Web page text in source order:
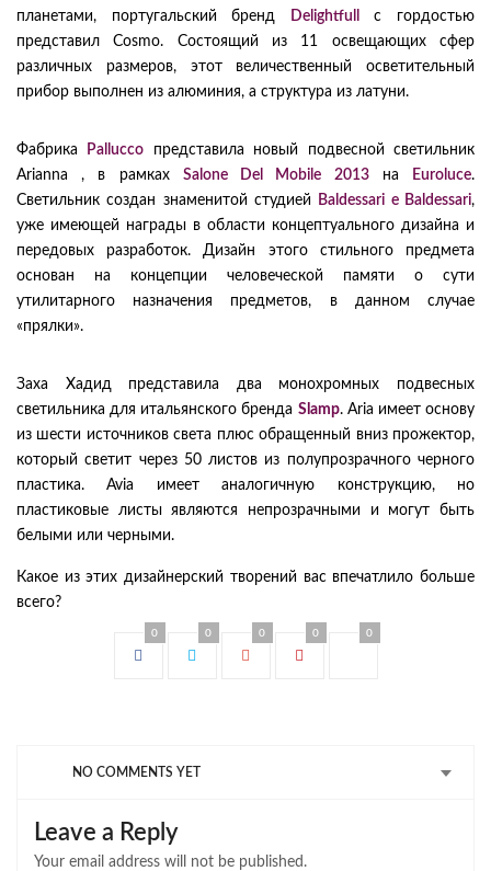
планетами, португальский бренд
Delightfull
с гордостью
представил Cosmo. Состоящий из 11 освещающих сфер
различных размеров, этот величественный осветительный
прибор выполнен из алюминия, а структура из латуни.
Фабрика Pallucco представила новый подвесной светильник
Arianna , в рамках Salone Del Mobile 2013на Euroluce.
Светильник создан знаменитой студией
Baldessari e Baldessari,
уже имеющей награды в области концептуального дизайна и
передовых разработок. Дизайн этого стильного предмета
основан на концепции человеческой памяти о сути
утилитарного назначения предметов, в данном случае
«прялки».
Заха Хадид представила два монохромных подвесных
светильника для итальянского бренда Slamp. Aria имеет основу
из шести источников света плюс обращенный вниз прожектор,
который светит через 50 листов из полупрозрачного черного
пластика. Avia имеет аналогичную конструкцию, но
пластиковые листы являются непрозрачными и могут быть
белыми или черными.
Какое из этих дизайнерский творений вас впечатлило больше
всего?
0 0 0 0 0
NO COMMENTS YET
Leave a Reply
Your email address will not be published.